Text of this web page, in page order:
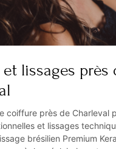
lissages près
coiffure près de Charleval
et lissages
brésilien Premium